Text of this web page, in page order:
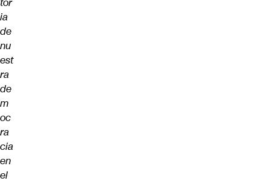
ia
de
nu
est
ra
de
m
oc
ra
cia
en
el